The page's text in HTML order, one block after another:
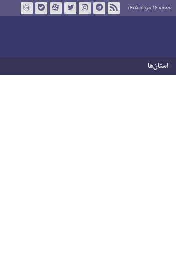
جمعه ۱۶ مرداد ۱۴۰۵
استان‌ها